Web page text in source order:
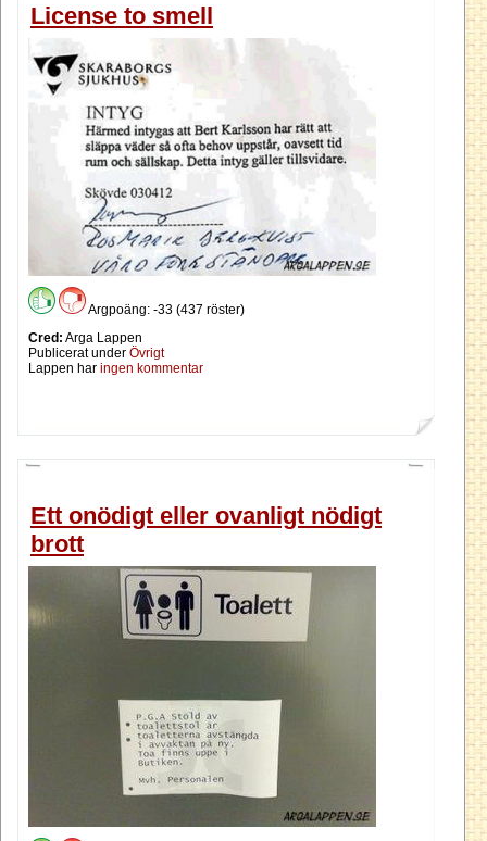
License to smell
Argpoäng: -33 (437 röster)
Cred: Arga Lappen
Publicerat under Övrigt
Lappen har ingen kommentar
Ett onödigt eller ovanligt nödigt
brott